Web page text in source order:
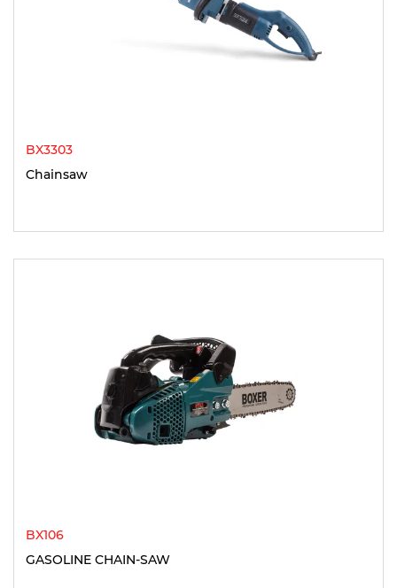
BX3303
Chainsaw
BX106
GASOLINE CHAIN-SAW